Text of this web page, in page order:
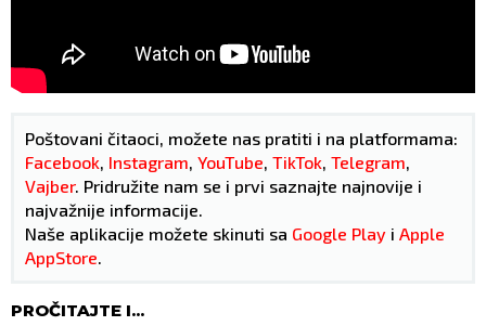
Poštovani čitaoci, možete nas pratiti i na platformama:
Facebook, Instagram, YouTube, TikTok, Telegram,
Vajber. Pridružite nam se i prvi saznajte najnovije i
najvažnije informacije.
Naše aplikacije možete skinuti sa Google Play i Apple
AppStore.
PROČITAJTE I...